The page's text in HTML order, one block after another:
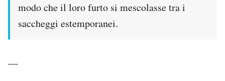
modo che il loro furto si mescolasse tra i
saccheggi estemporanei.
—